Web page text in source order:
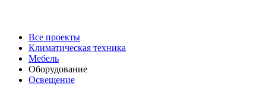
Все проекты
Климатическая техника
Мебель
Оборудование
Освещение